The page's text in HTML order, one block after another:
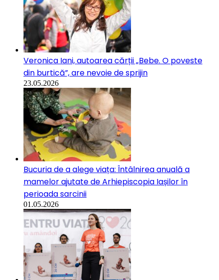
Veronica Iani, autoarea cărții „Bebe. O poveste
din burtică”, are nevoie de sprijin
23.05.2026
Bucuria de a alege viața: Întâlnirea anuală a
mamelor ajutate de Arhiepiscopia Iașilor în
perioada sarcinii
01.05.2026